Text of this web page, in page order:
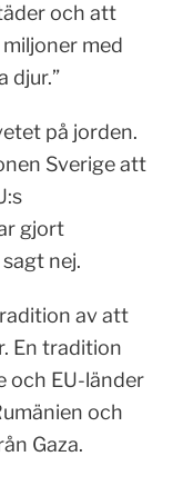
och att
med
djur.”
på jorden.
Sverige att
gjort
nej.
av att
En tradition
och EU-länder
och
Gaza.